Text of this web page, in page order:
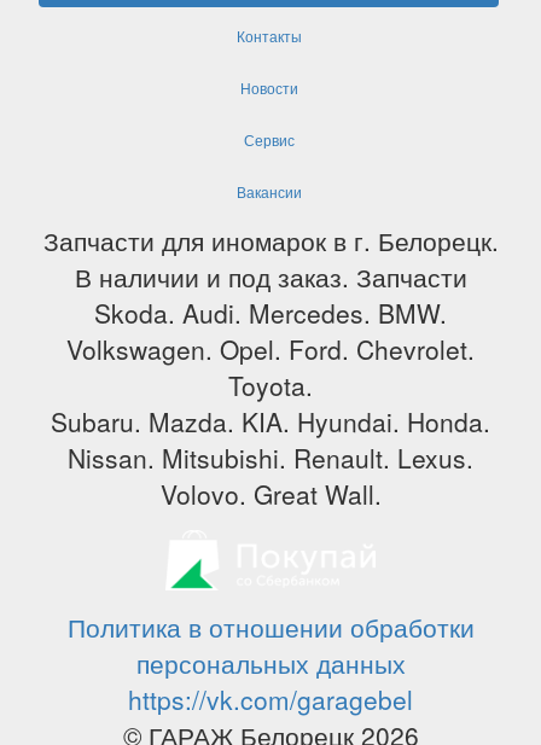
Контакты
Новости
Сервис
Вакансии
Запчасти для иномарок в г. Белорецк.
В наличии и под заказ. Запчасти
Skoda. Audi. Mercedes. BMW.
Volkswagen. Opel. Ford. Chevrolet.
Toyota.
Subaru. Mazda. KIA. Hyundai. Honda.
Nissan. Mitsubishi. Renault. Lexus.
Volovo. Great Wall.
Политика в отношении обработки
персональных данных
https://vk.com/garagebel
© ГАРАЖ Белорецк 2026